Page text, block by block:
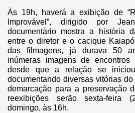
Às 19h, haverá a exibição de
Improvável”, dirigido por
documentário mostra a história
entre o diretor e o cacique
das filmagens, já durava 50
inúmeras imagens de
desde que a relação se
documentando diversas vitórias
demarcação para a preservação
reexibições serão sexta-feira
domingo, às 16h.